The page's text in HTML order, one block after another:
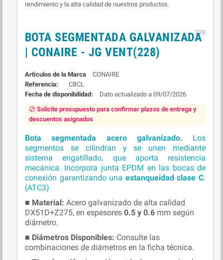
rendimiento y la alta calidad de nuestros productos.
228
BOTA SEGMENTADA GALVANIZADA
| CONAIRE - JG VENT(228)
Marca
CONAIRE
Referencia:
CBCL
Fecha de disponibilidad:
09/07/2026
block Solicite presupuesto para confirmar plazos de entrega y
descuentos asignados
Bota segmentada acero galvanizado. Los
segmentos se cilindran y se unen mediante
sistema engatillado, que aporta resistencia
mecánica. Incorpora junta EPDM en las bocas de
conexión garantizando una estanqueidad clase C.
(ATC3)
■ Material: Acero galvanizado de alta calidad
DX51D+Z275, en espesores 0.5 y 0.6 mm según
diámetro.
■ Diámetros Disponibles: Consulte las
combinaciones de diámetros en la ficha técnica.